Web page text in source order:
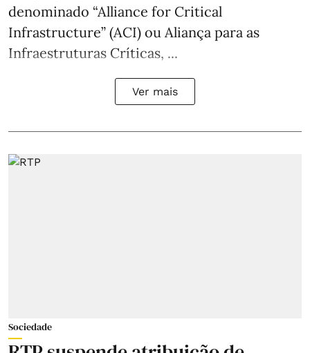
denominado “Alliance for Critical
Infrastructure” (ACI) ou Aliança para as
Infraestruturas Críticas, ...
Ver mais
Sociedade